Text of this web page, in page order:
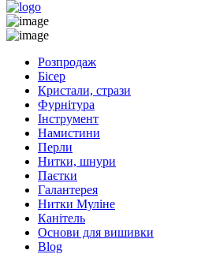
Розпродаж
Бісер
Кристали, стрази
Фурнітура
Інструмент
Намистини
Перли
Нитки, шнури
Паєтки
Галантерея
Нитки Муліне
Канітель
Основи для вишивки
Blog